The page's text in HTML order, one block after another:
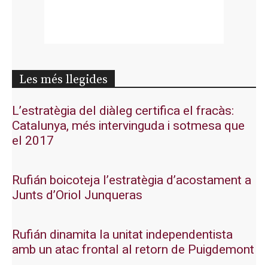
Les més llegides
L’estratègia del diàleg certifica el fracàs:
Catalunya, més intervinguda i sotmesa que
el 2017
Rufián boicoteja l’estratègia d’acostament a
Junts d’Oriol Junqueras
Rufián dinamita la unitat independentista
amb un atac frontal al retorn de Puigdemont